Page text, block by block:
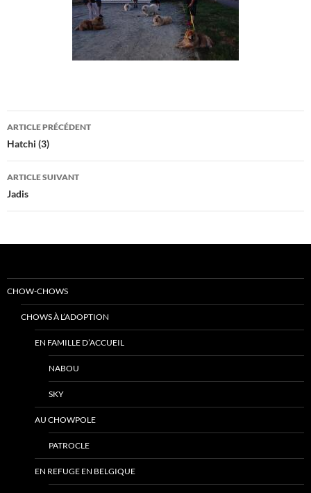
Navigation
des
articles
ARTICLE PRÉCÉDENT
Hatchi (3)
ARTICLE SUIVANT
Jadis
CHOW-CHOWS
CHOWS À L’ADOPTION
EN FAMILLE D’ACCUEIL
NABOU
SKY
AU CHOWPOLE
PATROCLE
EN REFUGE EN BELGIQUE